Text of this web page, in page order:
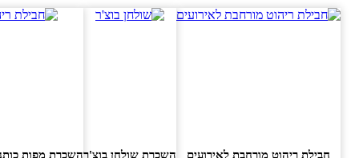
חבילת ריהוט מורחבת לאירועים השכרת שולחן בוצ'רהשכרת מפות כותנה